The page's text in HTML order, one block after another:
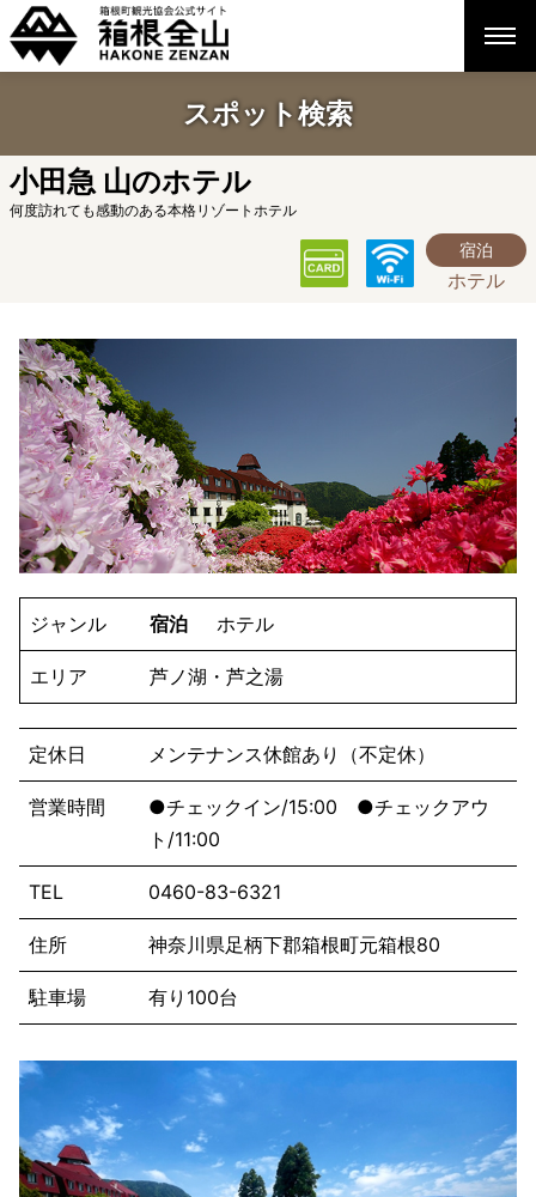
スポット検索
小田急 山のホテル
何度訪れても感動のある本格リゾートホテル
宿泊
ホテル
ジャンル 宿泊 ホテル
エリア 芦ノ湖・芦之湯
定休日 メンテナンス休館あり（不定休）
営業時間
●チェックイン/15:00 ●チェックアウ
ト/11:00
TEL 0460-83-6321
住所 神奈川県足柄下郡箱根町元箱根80
駐車場 有り100台